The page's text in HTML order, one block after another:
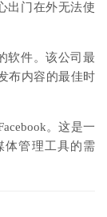
出门在外无法使
软件。该公司最
布内容的最佳时
。这是一
体管理工具的需